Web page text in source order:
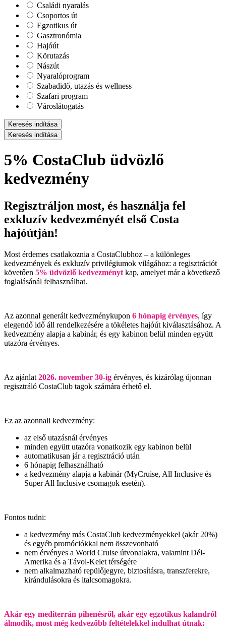
Családi nyaralás
Csoportos út
Egzotikus út
Gasztronómia
Hajóút
Körutazás
Nászút
Nyaralóprogram
Szabadidő, utazás és wellness
Szafari program
Városlátogatás
Keresés indítása
Keresés indítása
5% CostaClub üdvözlő
kedvezmény
Regisztráljon most, és használja fel
exkluzív kedvezményét első Costa
hajóútján!
Most érdemes csatlakoznia a CostaClubhoz – a különleges
kedvezmények és exkluzív privilégiumok világához: a regisztrációt
követően 5% üdvözlő kedvezményt kap, amelyet már a következő
foglalásánál felhasználhat.
Az azonnal generált kedvezménykupon 6 hónapig érvényes, így
elegendő idő áll rendelkezésére a tökéletes hajóút kiválasztásához. A
kedvezmény alapja a kabinár, és egy kabinon belül minden együtt
utazóra érvényes.
Az ajánlat 2026. november 30-ig érvényes, és kizárólag újonnan
regisztráló CostaClub tagok számára érhető el.
Ez az azonnali kedvezmény:
az első utazásnál érvényes
minden együtt utazóra vonatkozik egy kabinon belül
automatikusan jár a regisztráció után
6 hónapig felhasználható
a kedvezmény alapja a kabinár (MyCruise, All Inclusive és
Super All Inclusive csomagok esetén).
Fontos tudni:
a kedvezmény más CostaClub kedvezményekkel (akár 20%)
és egyéb promóciókkal nem összevonható
nem érvényes a World Cruise útvonalakra, valamint Dél-
Amerika és a Távol-Kelet térségére
nem alkalmazható repülőjegyre, biztosításra, transzferekre,
kirándulásokra és italcsomagokra.
Akár egy mediterrán pihenésről, akár egy egzotikus kalandról
álmodik, most még kedvezőbb feltételekkel indulhat útnak: